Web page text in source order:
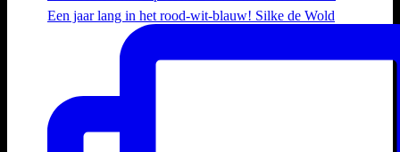
Een jaar lang in het rood-wit-blauw! Silke de Wold